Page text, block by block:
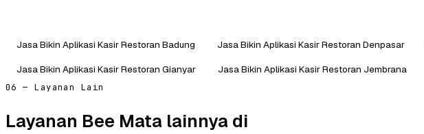
Jasa Bikin Aplikasi Kasir Restoran Badung Jasa Bikin Aplikasi Kasir Restoran Denpasar
Jasa Bikin Aplikasi Kasir Restoran Gianyar
Jasa Bikin Aplikasi Kasir Restoran Jembrana
06 — Layanan Lain
Layanan Bee Mata lainnya di